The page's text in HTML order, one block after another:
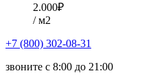
2.000₽
/ м2
+7 (800) 302-08-31
звоните с 8:00 до 21:00